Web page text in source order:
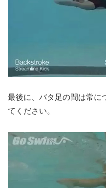
最後に、バタ足の間は常に
てください。